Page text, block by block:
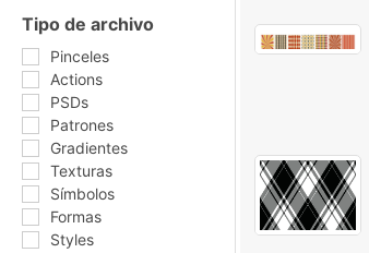
Tipo de archivo
Pinceles
Actions
PSDs
Patrones
Gradientes
Texturas
Símbolos
Formas
Styles